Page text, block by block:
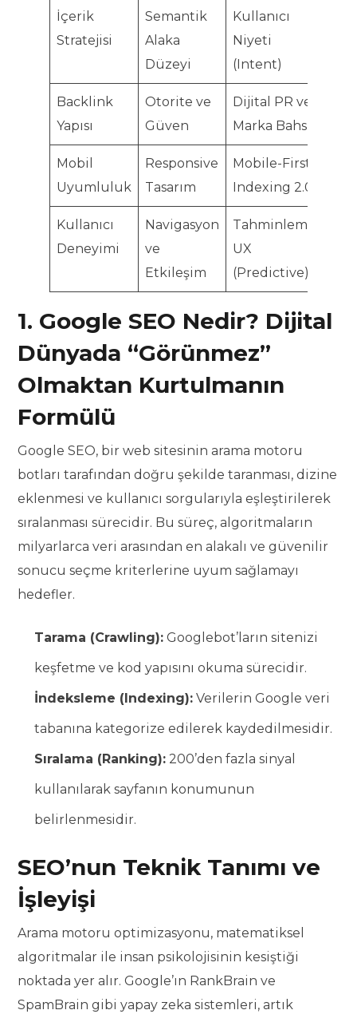
İçerik
Stratejisi
Semantik
Alaka
Düzeyi
Kullanıcı
Niyeti
(Intent)
Backlink
Yapısı
Otorite ve
Güven
Dijital PR ve
Marka Bahsi
Mobil
Uyumluluk
Responsive
Tasarım
Mobile-First
Indexing 2.0
Kullanıcı
Deneyimi
Navigasyon
ve
Etkileşim
Tahminlemeli
UX
(Predictive)
1. Google SEO Nedir? Dijital
Dünyada “Görünmez”
Olmaktan Kurtulmanın
Formülü
Google SEO, bir web sitesinin arama motoru
botları tarafından doğru şekilde taranması, dizine
eklenmesi ve kullanıcı sorgularıyla eşleştirilerek
sıralanması sürecidir. Bu süreç, algoritmaların
milyarlarca veri arasından en alakalı ve güvenilir
sonucu seçme kriterlerine uyum sağlamayı
hedefler.
Tarama (Crawling): Googlebot’ların sitenizi
keşfetme ve kod yapısını okuma sürecidir.
İndeksleme (Indexing): Verilerin Google veri
tabanına kategorize edilerek kaydedilmesidir.
Sıralama (Ranking): 200’den fazla sinyal
kullanılarak sayfanın konumunun
belirlenmesidir.
SEO’nun Teknik Tanımı ve
İşleyişi
Arama motoru optimizasyonu, matematiksel
algoritmalar ile insan psikolojisinin kesiştiği
noktada yer alır. Google’ın RankBrain ve
SpamBrain gibi yapay zeka sistemleri, artık